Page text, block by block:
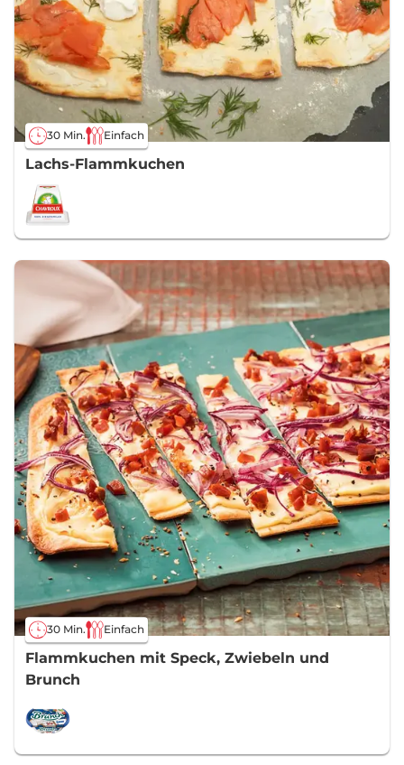
30 Min. Einfach
Lachs-Flammkuchen
30 Min. Einfach
Flammkuchen mit Speck, Zwiebeln und
Brunch